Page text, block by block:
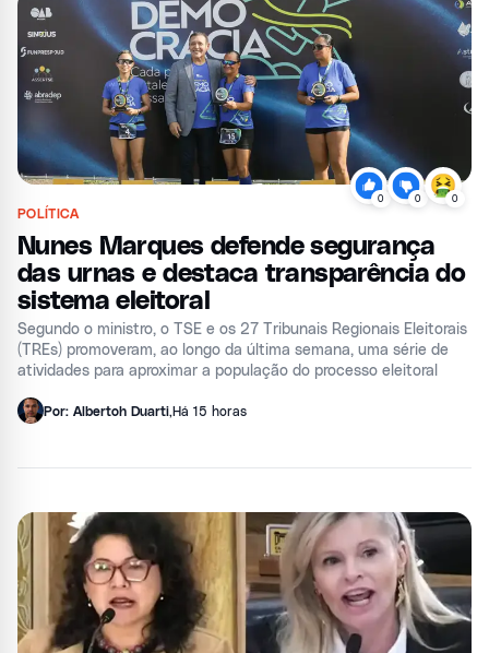
0 0 0
POLÍTICA
Nunes Marques defende segurança
das urnas e destaca transparência do
sistema eleitoral
Segundo o ministro, o TSE e os 27 Tribunais Regionais Eleitorais
(TREs) promoveram, ao longo da última semana, uma série de
atividades para aproximar a população do processo eleitoral
Por: Albertoh Duarti,Há 15 horas